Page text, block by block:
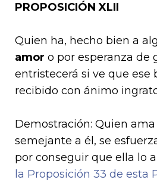
PROPOSICIÓN XLII
Quien ha, hecho bien a
amor o por esperanza de
entristecerá si ve que ese
recibido con ánimo
Demostración: Quien ama
semejante a él, se
por conseguir que ella lo
la Proposición 33 de esta